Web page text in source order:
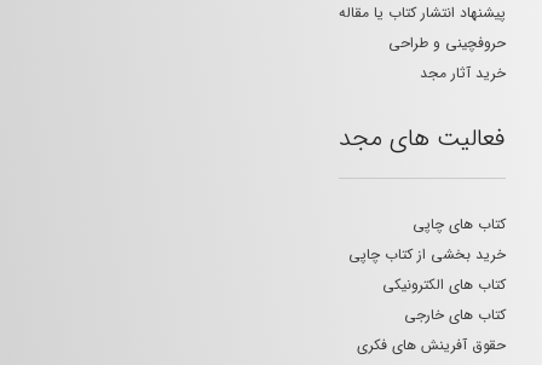
پیشنهاد انتشار کتاب یا مقاله
حروفچینی و طراحی
خرید آثار مجد
فعالیت های مجد
کتاب های چاپی
خرید بخشی از کتاب چاپی
کتاب های الکترونیکی
کتاب های خارجی
حقوق آفرینش های فکری